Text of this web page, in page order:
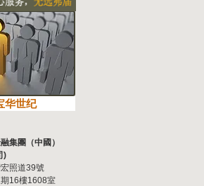
华世纪
集團（中國）
)
照道39號
16樓1608室